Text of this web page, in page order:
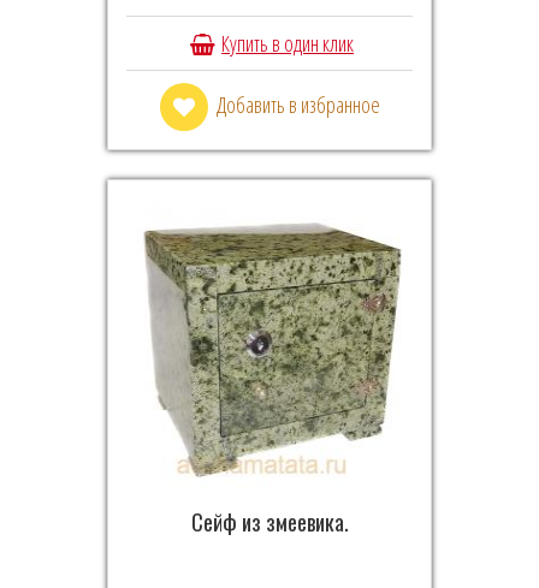
Купить в один клик
Добавить в избранное
Сейф из змеевика.